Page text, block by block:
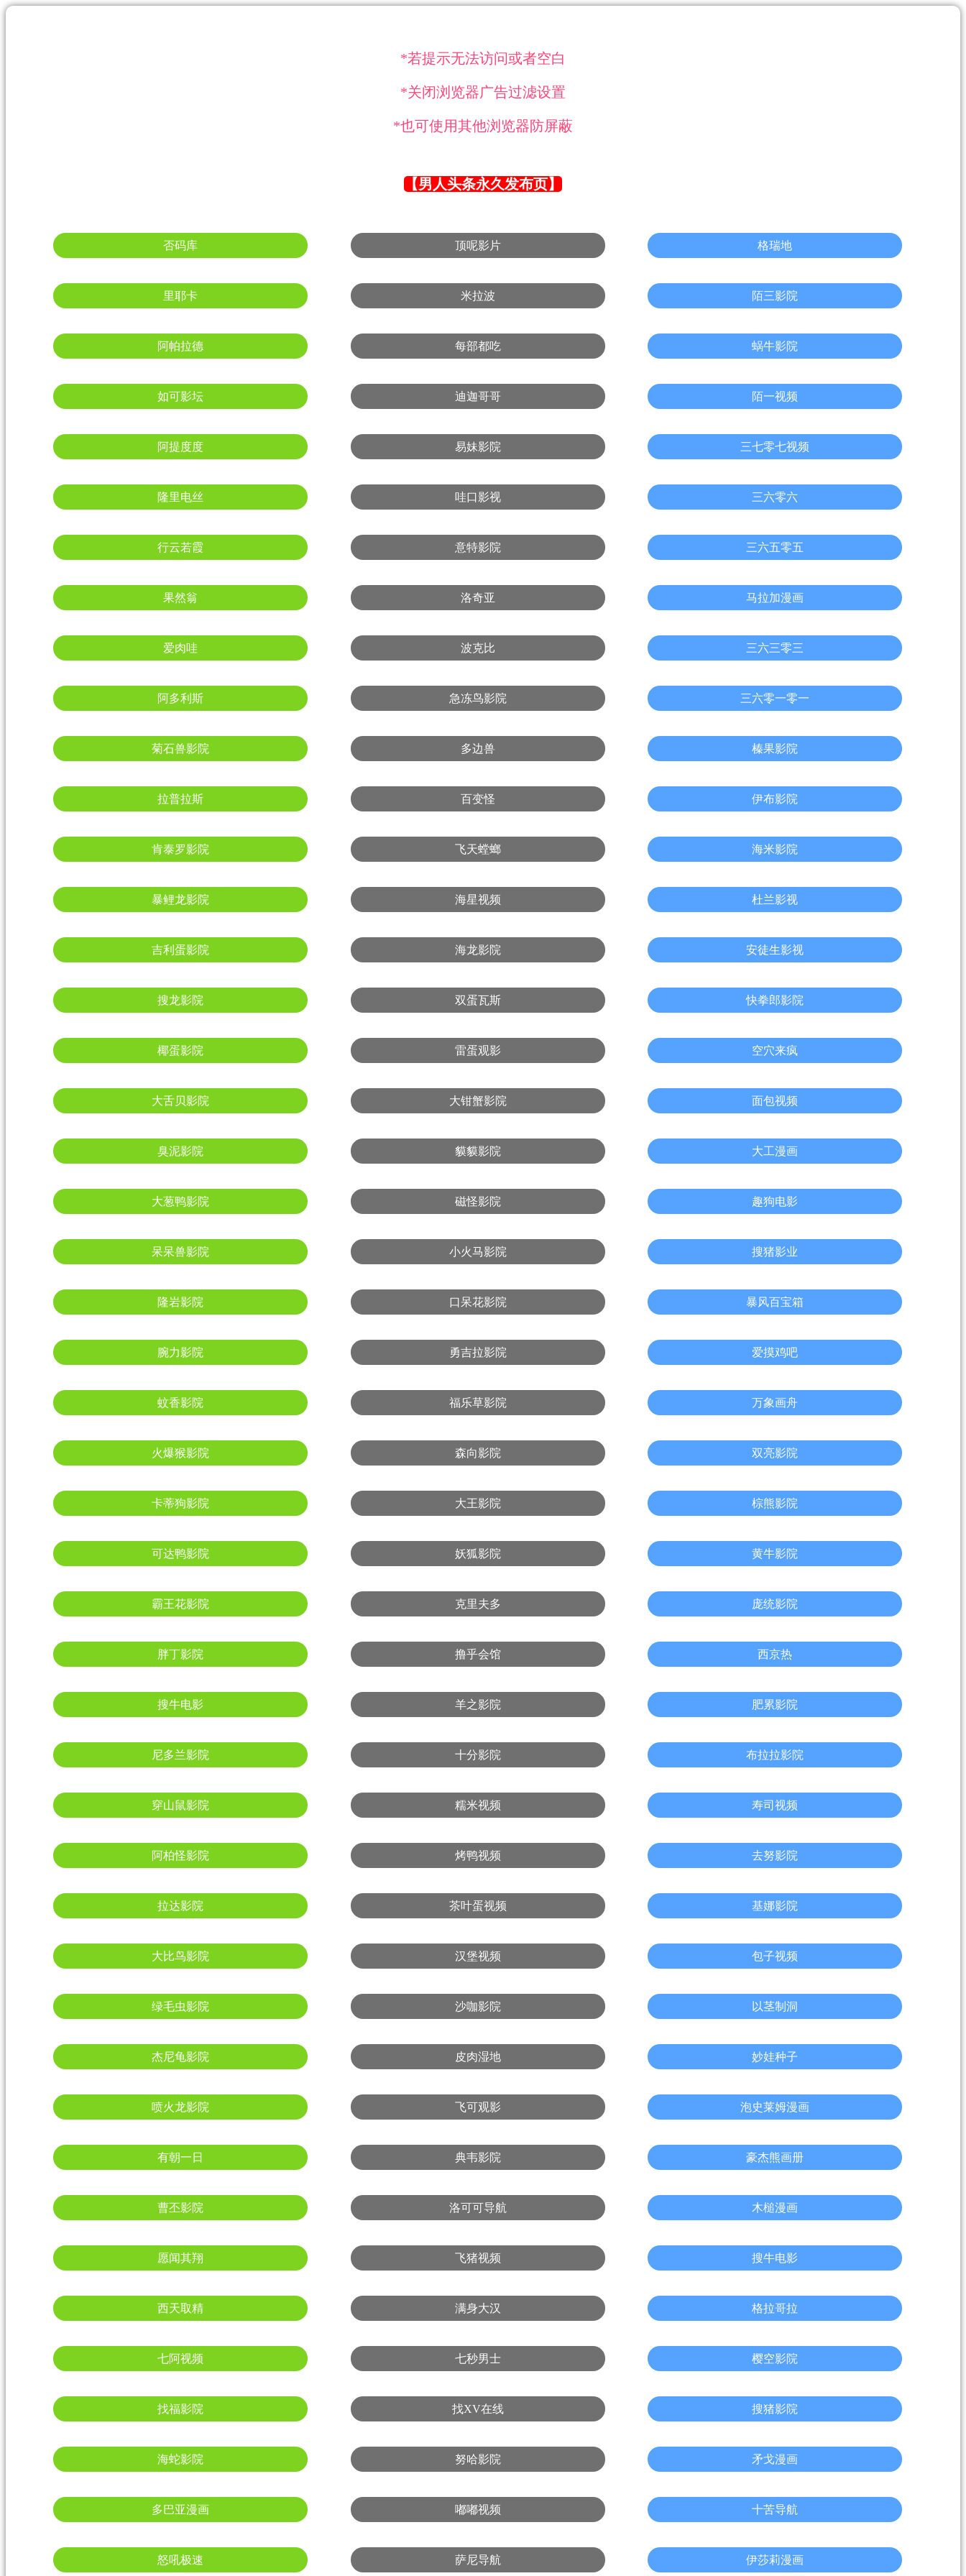
*若提示无法访问或者空白
*关闭浏览器广告过滤设置
*也可使用其他浏览器防屏蔽
【男人头条永久发布页】
否码库 顶呢影片 格瑞地
里耶卡 米拉波 陌三影院
阿帕拉德 每部都吃 蜗牛影院
如可影坛 迪迦哥哥 陌一视频
阿提度度 易妹影院 三七零七视频
隆里电丝 哇口影视 三六零六
行云若霞 意特影院 三六五零五
果然翁 洛奇亚 马拉加漫画
爱肉哇 波克比 三六三零三
阿多利斯 急冻鸟影院 三六零一零一
菊石兽影院 多边兽 榛果影院
拉普拉斯 百变怪 伊布影院
肯泰罗影院 飞天螳螂 海米影院
暴鲤龙影院 海星视频 杜兰影视
吉利蛋影院 海龙影院 安徒生影视
搜龙影院 双蛋瓦斯 快拳郎影院
椰蛋影院 雷蛋观影 空穴来疯
大舌贝影院 大钳蟹影院 面包视频
臭泥影院 貘貘影院 大工漫画
大葱鸭影院 磁怪影院 趣狗电影
呆呆兽影院 小火马影院 搜猪影业
隆岩影院 口呆花影院 暴风百宝箱
腕力影院 勇吉拉影院 爱摸鸡吧
蚊香影院 福乐草影院 万象画舟
火爆猴影院 森向影院 双亮影院
卡蒂狗影院 大王影院 棕熊影院
可达鸭影院 妖狐影院 黄牛影院
霸王花影院 克里夫多 庞统影院
胖丁影院 撸乎会馆 西京热
搜牛电影 羊之影院 肥累影院
尼多兰影院 十分影院 布拉拉影院
穿山鼠影院 糯米视频 寿司视频
阿柏怪影院 烤鸭视频 去努影院
拉达影院 茶叶蛋视频 基娜影院
大比鸟影院 汉堡视频 包子视频
绿毛虫影院 沙咖影院 以茎制洞
杰尼龟影院 皮肉湿地 妙娃种子
喷火龙影院 飞可观影 泡史莱姆漫画
有朝一日 典韦影院 豪杰熊画册
曹丕影院 洛可可导航 木槌漫画
愿闻其翔 飞猪视频 搜牛电影
西天取精 满身大汉 格拉哥拉
七阿视频 七秒男士 樱空影院
找福影院 找XV在线 搜猪影院
海蛇影院 努哈影院 矛戈漫画
多巴亚漫画 嘟嘟视频 十苦导航
怒吼极速 萨尼导航 伊莎莉漫画